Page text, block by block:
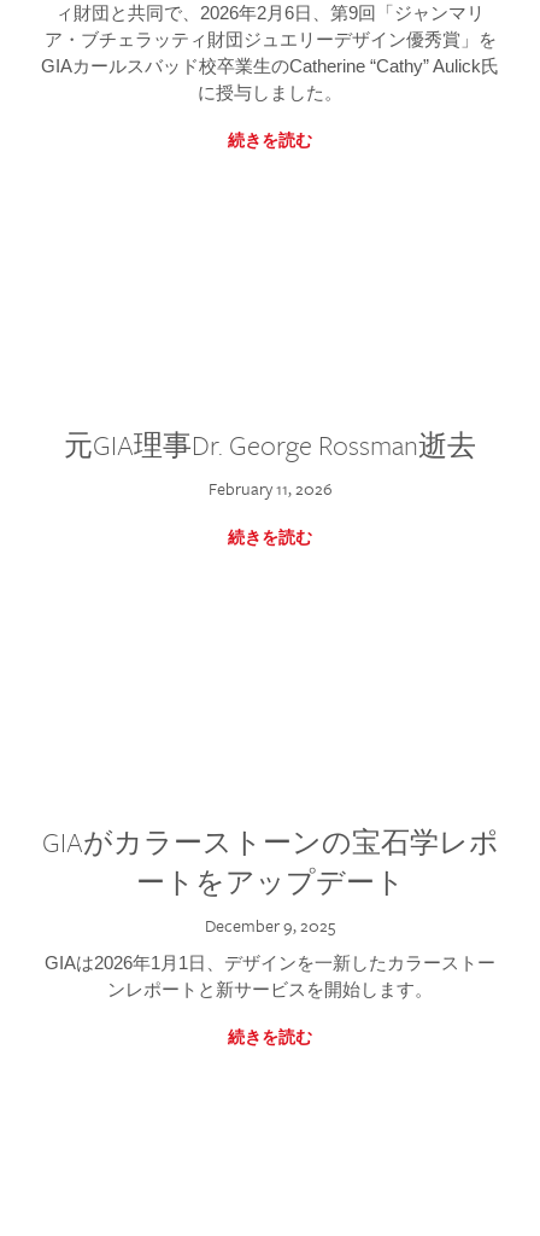
ィ財団と共同で、2026年2月6日、第9回「ジャンマリ
ア・ブチェラッティ財団ジュエリーデザイン優秀賞」を
GIAカールスバッド校卒業生のCatherine “Cathy” Aulick氏
に授与しました。
続きを読む
元GIA理事Dr. George Rossman逝去
February 11, 2026
続きを読む
GIAがカラーストーンの宝石学レポ
ートをアップデート
December 9, 2025
GIAは2026年1月1日、デザインを一新したカラーストー
ンレポートと新サービスを開始します。
続きを読む